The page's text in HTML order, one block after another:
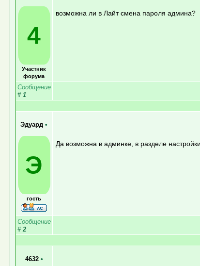
4
Участник
форума
возможна ли в Лайт смена пароля админа?
Сообщение
# 1
Эдуард •
Э
гость
Да возможна в админке, в разделе настройки
Сообщение
# 2
4632 •